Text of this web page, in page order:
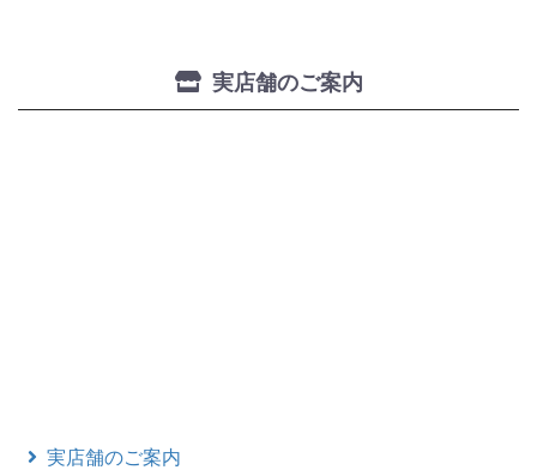
実店舗のご案内
実店舗のご案内